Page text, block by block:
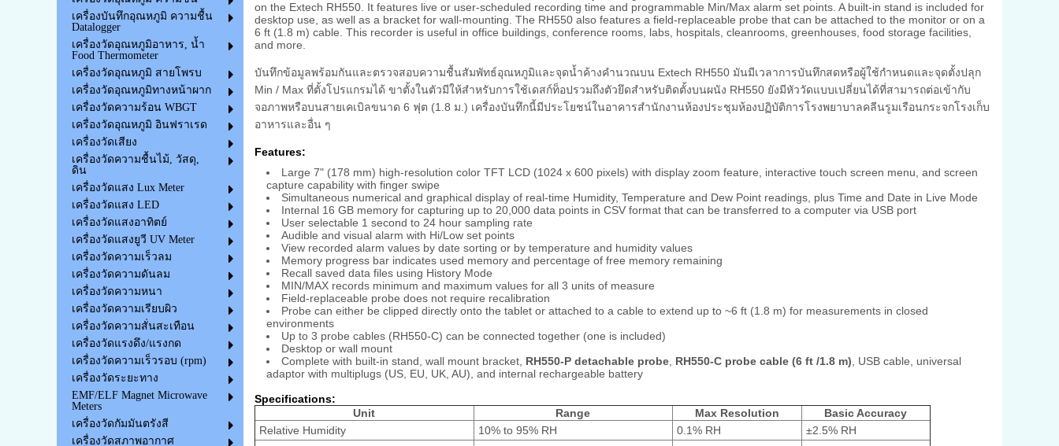
เครื่องบันทึกอุณหภูมิ ความชื้น
Datalogger
เครื่องวัดอุณหภูมิอาหาร, น้ำ
Food Thermometer
เครื่องวัดอุณหภูมิ สายโพรบ
เครื่องวัดอุณหภูมิทางหน้าผาก
เครื่องวัดความร้อน WBGT
เครื่องวัดอุณหภูมิ อินฟราเรด
เครื่องวัดเสียง
เครื่องวัดความชื้นไม้, วัสดุ,
ดิน
เครื่องวัดแสง Lux Meter
เครื่องวัดแสง LED
เครื่องวัดแสงอาทิตย์
เครื่องวัดแสงยูวี UV Meter
เครื่องวัดความเร็วลม
เครื่องวัดความดันลม
เครื่องวัดความหนา
เครื่องวัดความเรียบผิว
เครื่องวัดความสั่นสะเทือน
เครื่องวัดแรงดึง/แรงกด
เครื่องวัดความเร็วรอบ (rpm)
เครื่องวัดระยะทาง
EMF/ELF Magnet Microwave
Meters
เครื่องวัดกัมมันตรังสี
เครื่องวัดสภาพอากาศ
on the Extech RH550. It features live or user-scheduled recording time and programmable Min/Max alarm set points. A built-in stand is included for
desktop use, as well as a bracket for wall-mounting. The RH550 also features a field-replaceable probe that can be attached to the monitor or on a
6 ft (1.8 m) cable. This recorder is useful in office buildings, conference rooms, labs, hospitals, cleanrooms, greenhouses, food storage facilities,
and more.
บันทึกข้อมูลพร้อมกันและตรวจสอบความชื้นสัมพัทธ์อุณหภูมิและจุดน้ำค้างคำนวณบน Extech RH550 มันมีเวลาการบันทึกสดหรือผู้ใช้กำหนดและจุดตั้งปลุก
Min / Max ที่ตั้งโปรแกรมได้ ขาตั้งในตัวมีให้สำหรับการใช้เดสก์ท็อปรวมถึงตัวยึดสำหรับติดตั้งบนผนัง RH550 ยังมีหัววัดแบบเปลี่ยนได้ที่สามารถต่อเข้ากับ
จอภาพหรือบนสายเคเบิลขนาด 6 ฟุต (1.8 ม.) เครื่องบันทึกนี้มีประโยชน์ในอาคารสำนักงานห้องประชุมห้องปฏิบัติการโรงพยาบาลคลีนรูมเรือนกระจกโรงเก็บ
อาหารและอื่น ๆ
Features:
Large 7" (178 mm) high-resolution color TFT LCD (1024 x 600 pixels) with display zoom feature, interactive touch screen menu, and screen
capture capability with finger swipe
Simultaneous numerical and graphical display of real-time Humidity, Temperature and Dew Point readings, plus Time and Date in Live Mode
Internal 16 GB memory for capturing up to 20,000 data points in CSV format that can be transferred to a computer via USB port
User selectable 1 second to 24 hour sampling rate
Audible and visual alarm with Hi/Low set points
View recorded alarm values by date sorting or by temperature and humidity values
Memory progress bar indicates used memory and percentage of free memory remaining
Recall saved data files using History Mode
MIN/MAX records minimum and maximum values for all 3 units of measure
Field-replaceable probe does not require recalibration
Probe can either be clipped directly onto the tablet or attached to a cable to extend up to ~6 ft (1.8 m) for measurements in closed
environments
Up to 3 probe cables (RH550-C) can be connected together (one is included)
Desktop or wall mount
Complete with built-in stand, wall mount bracket, RH550-P detachable probe, RH550-C probe cable (6 ft /1.8 m) , USB cable, universal
adaptor with multiplugs (US, EU, UK, AU), and internal rechargeable battery
Specifications:
Unit
Range Max Resolution
Basic Accuracy
Relative Humidity
10% to 95% RH 0.1% RH
±2.5% RH